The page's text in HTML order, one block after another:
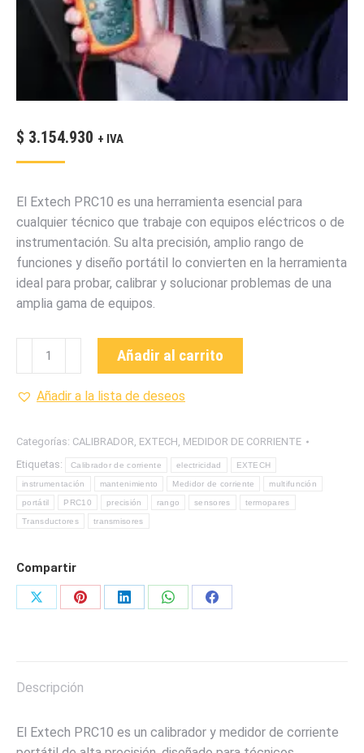
$ 3.154.930 + IVA
El Extech PRC10 es una herramienta esencial para
cualquier técnico que trabaje con equipos eléctricos o de
instrumentación. Su alta precisión, amplio rango de
funciones y diseño portátil lo convierten en la herramienta
ideal para probar, calibrar y solucionar problemas de una
amplia gama de equipos.
PRC10
MEDIDOR
MARCA
EXTECH
cantidad
Añadir al carrito
Añadir a la lista de deseos
Categorías: CALIBRADOR EXTECH MEDIDOR DE CORRIENTE
Etiquetas:
Calibrador de corriente electricidad EXTECH
instrumentación mantenimiento Medidor de corriente multifunción
portátil PRC10 precisión rango sensores termopares
Transductores transmisores
Compartir
Share
Share
Share
Share
Share
Descripción
El Extech PRC10 es un calibrador y medidor de corriente